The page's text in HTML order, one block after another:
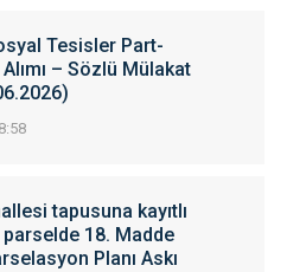
Tesisler Part-
– Sözlü Mülakat
tapusuna kayıtlı
18. Madde
Planı Askı